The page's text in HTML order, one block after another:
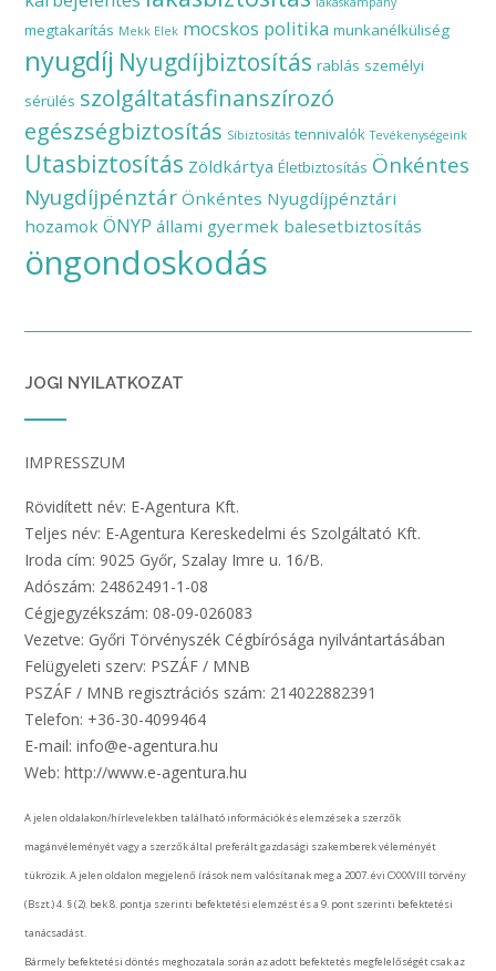
megtakarítás Mekk Elek mocskos politika munkanélküliség
nyugdíj Nyugdíjbiztosítás rablás személyi
sérülés szolgáltatásfinanszírozó
egészségbiztosítás Síbiztosítás tennivalók Tevékenységeink
Utasbiztosítás Zöldkártya Életbiztosítás Önkéntes
Nyugdíjpénztár Önkéntes Nyugdíjpénztári
hozamok ÖNYP állami gyermek balesetbiztosítás
öngondoskodás
JOGI NYILATKOZAT
IMPRESSZUM
Rövidített név: E-Agentura Kft.
Teljes név: E-Agentura Kereskedelmi és Szolgáltató Kft.
Iroda cím: 9025 Győr, Szalay Imre u. 16/B.
Adószám: 24862491-1-08
Cégjegyzékszám: 08-09-026083
Vezetve: Győri Törvényszék Cégbírósága nyilvántartásában
Felügyeleti szerv: PSZÁF / MNB
PSZÁF / MNB regisztrációs szám: 214022882391
Telefon: +36-30-4099464
E-mail: info@e-agentura.hu
Web: http://www.e-agentura.hu
A jelen oldalakon/hírlevelekben található információk és elemzések a szerzők
magánvéleményét vagy a szerzők által preferált gazdasági szakemberek véleményét
tükrözik. A jelen oldalon megjelenő írások nem valósítanak meg a 2007. évi CXXXVIII törvény
(Bszt.) 4. § (2). bek 8. pontja szerinti befektetési elemzést és a 9. pont szerinti befektetési
tanácsadást.
Bármely befektetési döntés meghozatala során az adott befektetés megfelelőségét csak az